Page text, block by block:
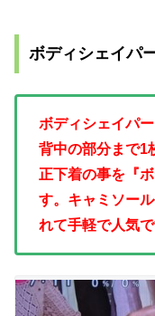
ボディシェイパ
ボディシェイパ
背中の部分まで1
正下着の事を『
す。キャミソー
れて手軽で人気で